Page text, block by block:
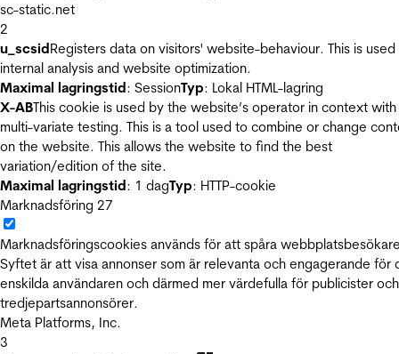
sc-static.net
2
u_scsidRegisters data on visitors' website-behaviour. This is
internal analysis and website optimization.
Maximal lagringstid: SessionTyp: Lokal HTML-lagring
X-ABThis cookie is used by the website’s operator in context with
multi-variate testing. This is a tool used to combine or change
on the website. This allows the website to find the best
variation/edition of the site.
Maximal lagringstid: 1 dagTyp: HTTP-cookie
Marknadsföring 27
Marknadsföringscookies används för att spåra
Syftet är att visa annonser som är relevanta och engagerande för
enskilda användaren och därmed mer värdefulla för publicister och
tredjepartsannonsörer.
Meta Platforms, Inc.
3